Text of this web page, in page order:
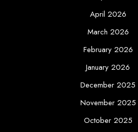
April 2026
March 2026
February 2026
January 2026
December 2025
November 2025
October 2025